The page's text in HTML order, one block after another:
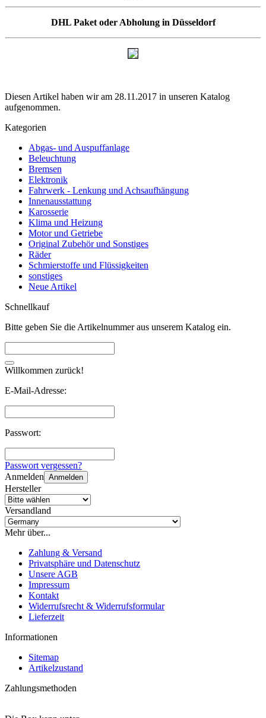
DHL Paket oder Abholung in Düsseldorf
Diesen Artikel haben wir am 28.11.2017 in unseren Katalog
aufgenommen.
Kategorien
Abgas- und Auspuffanlage
Beleuchtung
Bremsen
Elektronik
Fahrwerk - Lenkung und Achsaufhängung
Innenausstattung
Karosserie
Klima und Heizung
Motor und Getriebe
Original Zubehör und Sonstiges
Räder
Schmierstoffe und Flüssigkeiten
sonstiges
Neue Artikel
Schnellkauf
Bitte geben Sie die Artikelnummer aus unserem Katalog ein.
Willkommen zurück!
E-Mail-Adresse:
Passwort:
Passwort vergessen?
Anmelden Anmelden
Hersteller
Versandland
Mehr über...
Zahlung & Versand
Privatsphäre und Datenschutz
Unsere AGB
Impressum
Kontakt
Widerrufsrecht & Widerrufsformular
Lieferzeit
Informationen
Sitemap
Artikelzustand
Zahlungsmethoden